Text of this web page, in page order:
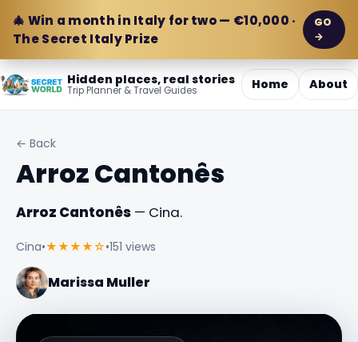
🎄 Win a month in Italy for two — €10,000 ·
The Secret Italy Prize
GO
→
Hidden places, real stories
Trip Planner & Travel Guides Home About
← Back
Arroz Cantonês
Arroz Cantonês — Cina.
Cina•★★★★☆•151 views
Marissa Muller